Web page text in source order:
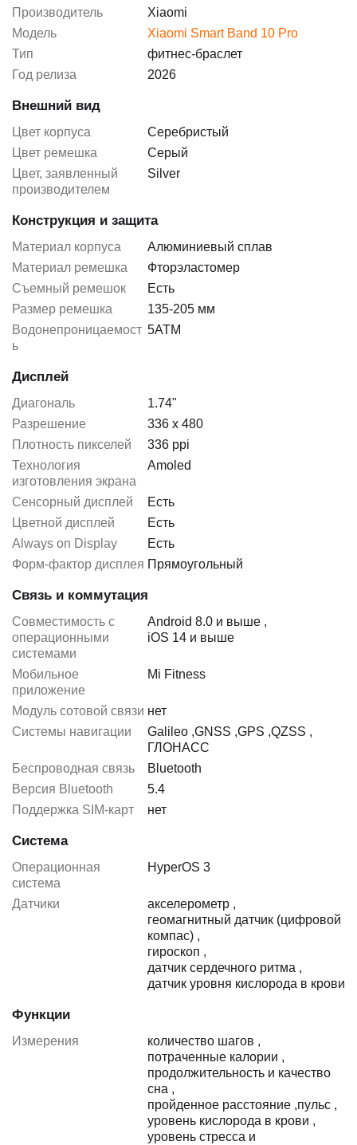
Производитель
Xiaomi
Модель
Xiaomi Smart Band 10 Pro
Тип
фитнес-браслет
Год релиза
2026
Внешний вид
Цвет корпуса
Серебристый
Цвет ремешка
Серый
Цвет, заявленный
производителем
Silver
Конструкция и защита
Материал корпуса
Алюминиевый сплав
Материал ремешка
Фторэластомер
Съемный ремешок
Есть
Размер ремешка
135-205 мм
Водонепроницаемост
ь
5АТМ
Дисплей
Диагональ
1.74"
Разрешение
336 x 480
Плотность пикселей
336 ppi
Технология
изготовления экрана
Amoled
Сенсорный дисплей
Есть
Цветной дисплей
Есть
Always on Display
Есть
Форм-фактор дисплея Прямоугольный
Связь и коммутация
Совместимость с
операционными
системами
Android 8.0 и выше ,
iOS 14 и выше
Мобильное
приложение
Mi Fitness
Модуль сотовой связи нет
Системы навигации
Galileo ,GNSS ,GPS ,QZSS ,
ГЛОНАСС
Беспроводная связь
Bluetooth
Версия Bluetooth
5.4
Поддержка SIM-карт
нет
Система
Операционная
система
HyperOS 3
Датчики акселерометр ,
геомагнитный датчик (цифровой
компас) ,
гироскоп ,
датчик сердечного ритма ,
датчик уровня кислорода в крови
Функции
Измерения количество шагов ,
потраченные калории ,
продолжительность и качество
сна ,
пройденное расстояние ,пульс ,
уровень кислорода в крови ,
уровень стресса и